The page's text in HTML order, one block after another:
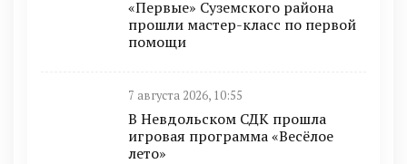
«Первые» Суземского района
прошли мастер-класс по первой
помощи
7 августа 2026, 10:55
В Невдольском СДК прошла
игровая программа «Весёлое
лето»